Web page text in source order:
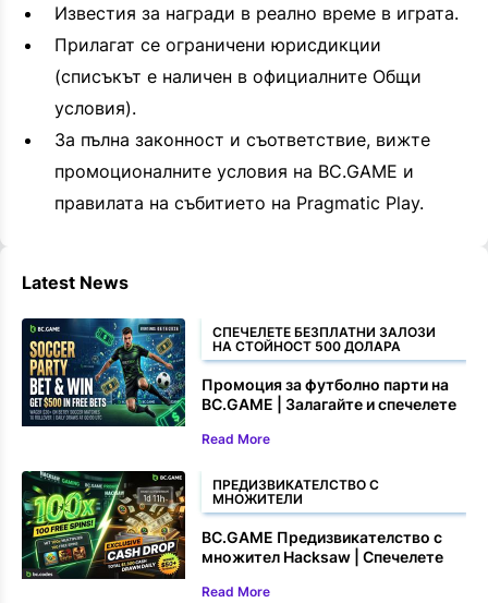
Известия за награди в реално време в играта.
Прилагат се ограничени юрисдикции
(списъкът е наличен в официалните Общи
условия).
За пълна законност и съответствие, вижте
промоционалните условия на BC.GAME и
правилата на събитието на Pragmatic Play.
Latest News
СПЕЧЕЛЕТЕ БЕЗПЛАТНИ ЗАЛОЗИ
НА СТОЙНОСТ 500 ДОЛАРА
Промоция за футболно парти на
BC.GAME | Залагайте и спечелете
Read More
ПРЕДИЗВИКАТЕЛСТВО С
МНОЖИТЕЛИ
BC.GAME Предизвикателство с
множител Hacksaw | Спечелете
парични награди
Read More